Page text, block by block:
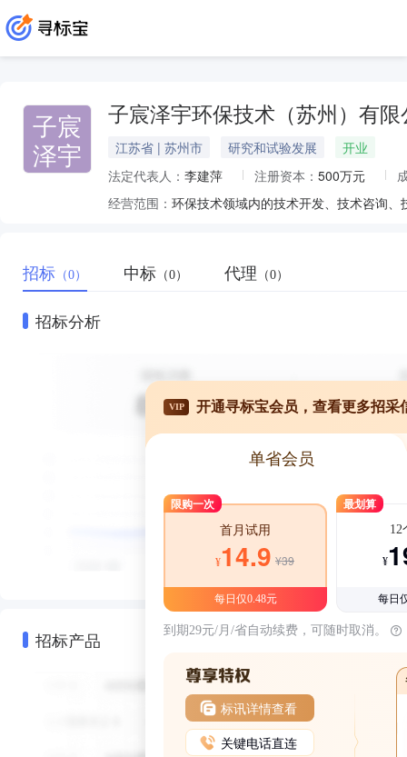
子宸
泽宇
子宸泽宇环保技术（苏州）有限
江苏省 | 苏州市 研究和试验发展
开业
法定代表人： 李建萍 注册资本： 500万元
经营范围：
招标 （0） 中标 （0） 代理 （0）
招标分析
招标产品
VIP 开通寻标宝会员，查看更多招采
单省会员
限购一次
首月试用
¥14.9 ¥39
每日仅0.48元
最划算
12
¥
每日
到期29元/月/省自动续费，可随时取消。
标讯详情查看
关键电话直连